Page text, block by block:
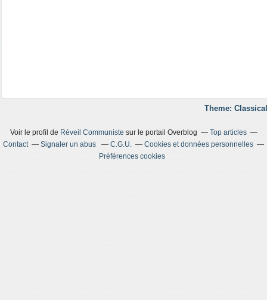
Theme:
Voir le profil de Réveil Communiste sur le portail Overblog
Top articles
Contact
Signaler un abus C.G.U.
Cookies et données personnelles
Préférences cookies